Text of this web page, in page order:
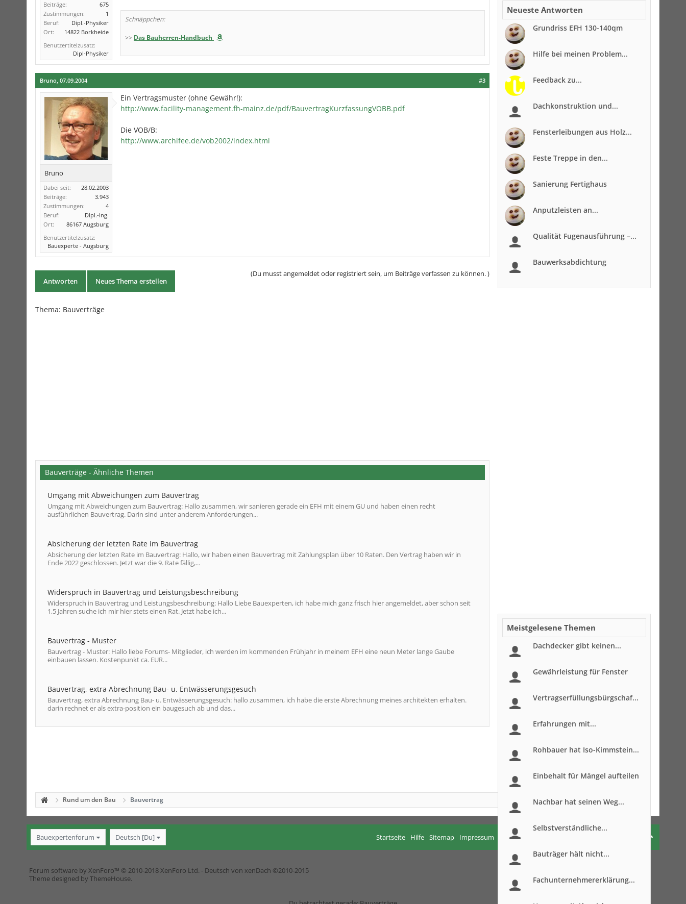
Beiträge:
675
Zustimmungen:
1
Beruf:
Dipl.-Physiker
Ort:
14822 Borkheide
Benutzertitelzusatz:
Dipl-Physiker
Schnäppchen:
>> Das Bauherren-Handbuch
#3
Bruno, 07.09.2004
Bruno
Dabei seit:
28.02.2003
Beiträge:
3.943
Zustimmungen:
4
Beruf:
Dipl.-Ing.
Ort:
86167 Augsburg
Benutzertitelzusatz:
Bauexperte - Augsburg
Ein Vertragsmuster (ohne Gewähr!):
http://www.facility-management.fh-mainz.de/pdf/BauvertragKurzfassungVOBB.pdf
Die VOB/B:
http://www.archifee.de/vob2002/index.html
Antworten Neues Thema erstellen
(Du musst angemeldet oder registriert sein, um Beiträge verfassen zu können. )
Thema: Bauverträge
Bauverträge - Ähnliche Themen
Umgang mit Abweichungen zum Bauvertrag
Umgang mit Abweichungen zum Bauvertrag: Hallo zusammen, wir sanieren gerade ein EFH mit einem GU und haben einen recht
ausführlichen Bauvertrag. Darin sind unter anderem Anforderungen...
Absicherung der letzten Rate im Bauvertrag
Absicherung der letzten Rate im Bauvertrag: Hallo, wir haben einen Bauvertrag mit Zahlungsplan über 10 Raten. Den Vertrag haben wir in
Ende 2022 geschlossen. Jetzt war die 9. Rate fällig,...
Widerspruch in Bauvertrag und Leistungsbeschreibung
Widerspruch in Bauvertrag und Leistungsbeschreibung: Hallo Liebe Bauexperten, ich habe mich ganz frisch hier angemeldet, aber schon seit
1,5 Jahren suche ich mir hier stets einen Rat. Jetzt habe ich...
Bauvertrag - Muster
Bauvertrag - Muster: Hallo liebe Forums- Mitglieder, ich werden im kommenden Frühjahr in meinem EFH eine neun Meter lange Gaube
einbauen lassen. Kostenpunkt ca. EUR...
Bauvertrag, extra Abrechnung Bau- u. Entwässerungsgesuch
Bauvertrag, extra Abrechnung Bau- u. Entwässerungsgesuch: hallo zusammen, ich habe die erste Abrechnung meines architekten erhalten.
darin rechnet er als extra-position ein baugesuch ab und das...
Neueste Antworten
Grundriss EFH 130-140qm
Hilfe bei meinen Problem...
Feedback zu...
Dachkonstruktion und...
Fensterleibungen aus Holz...
Feste Treppe in den...
Sanierung Fertighaus
Anputzleisten an...
Qualität Fugenausführung –...
Bauwerksabdichtung
Meistgelesene Themen
Dachdecker gibt keinen...
Gewährleistung für Fenster
Vertragserfüllungsbürgschaf...
Erfahrungen mit...
Rohbauer hat Iso-Kimmstein...
Einbehalt für Mängel aufteilen
Nachbar hat seinen Weg...
Selbstverständliche...
Bauträger hält nicht...
Fachunternehmererklärung...
Rund um den Bau Bauvertrag
Bauexpertenforum Deutsch [Du] Startseite Hilfe Sitemap Impressum Nutzungsbedingungen
Forum software by XenForo™ © 2010-2018 XenForo Ltd. - Deutsch von xenDach ©2010-2015
Theme designed by ThemeHouse.